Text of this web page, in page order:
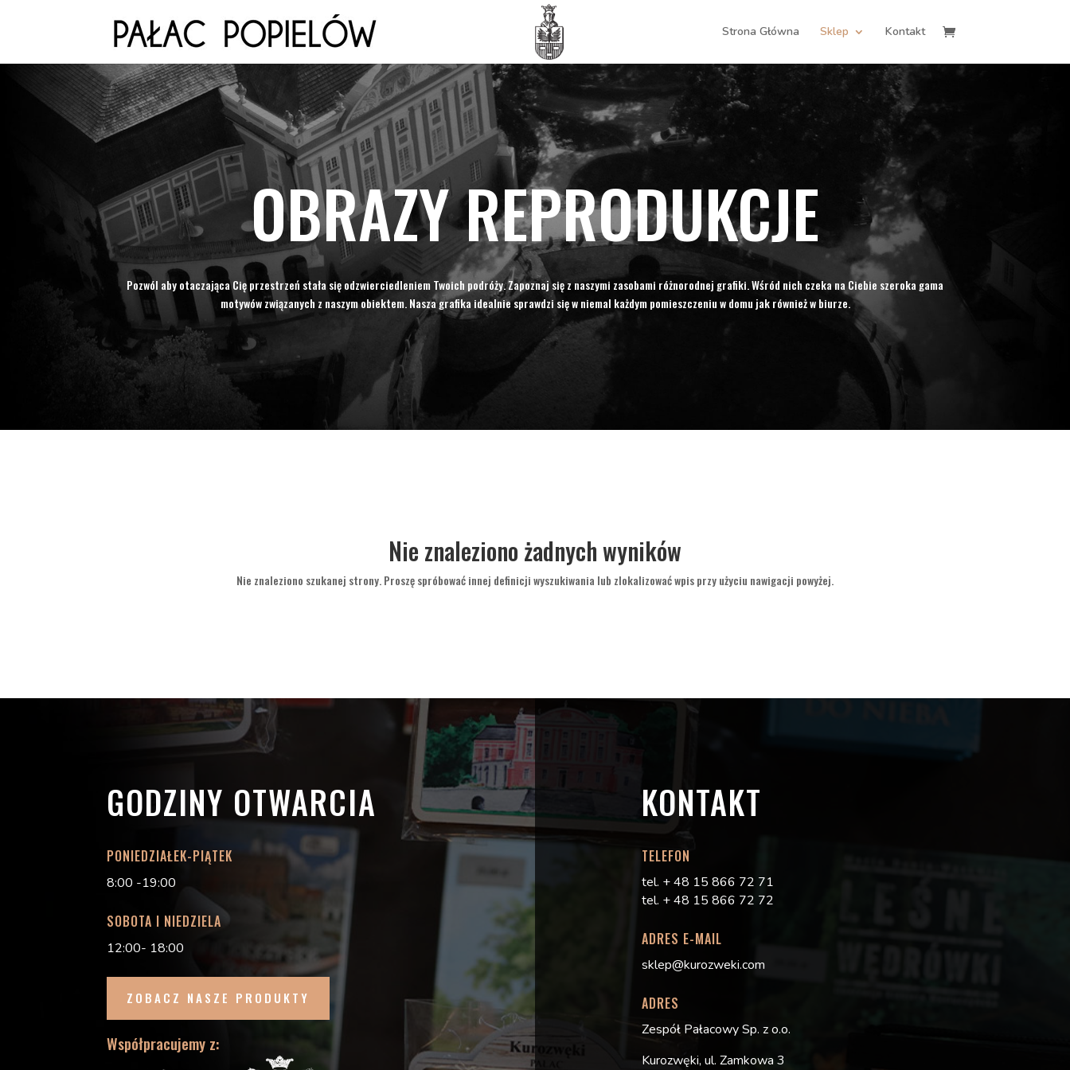
Strona Główna Sklep Kontakt
OBRAZY REPRODUKCJE
Pozwól aby otaczająca Cię przestrzeń stała się odzwierciedleniem Twoich podróży. Zapoznaj się z naszymi zasobami różnorodnej grafiki. Wśród nich czeka na Ciebie szeroka gama
motywów związanych z naszym obiektem. Nasza grafika idealnie sprawdzi się w niemal każdym pomieszczeniu w domu jak również w biurze.
Nie znaleziono żadnych wyników
Nie znaleziono szukanej strony. Proszę spróbować innej definicji wyszukiwania lub zlokalizować wpis przy użyciu nawigacji powyżej.
GODZINY OTWARCIA
PONIEDZIAŁEK-PIĄTEK
8:00 -19:00
SOBOTA I NIEDZIELA
12:00- 18:00
ZOBACZ NASZE PRODUKTY
Współpracujemy z:
KONTAKT
TELEFON
tel. + 48 15 866 72 71
tel. + 48 15 866 72 72
ADRES E-MAIL
sklep@kurozweki.com
ADRES
Zespół Pałacowy Sp. z o.o.
Kurozwęki, ul. Zamkowa 3